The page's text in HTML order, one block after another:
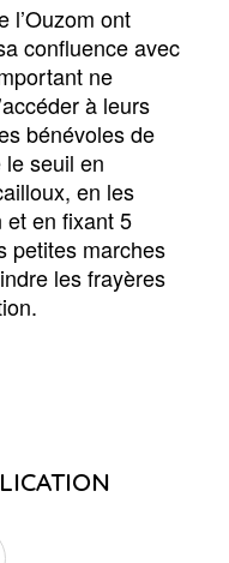
l’Ouzom ont
confluence avec
ne
à leurs
bénévoles de
le seuil en
en les
et en fixant 5
petites marches
les frayères